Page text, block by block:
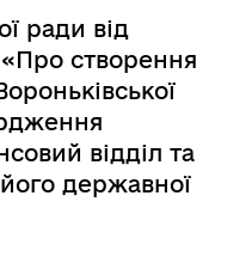
ради від
створення
відділ та
державної